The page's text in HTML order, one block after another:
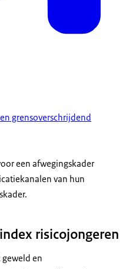
grensoverschrijdend
een afwegingskader
van hun
risicojongeren
en